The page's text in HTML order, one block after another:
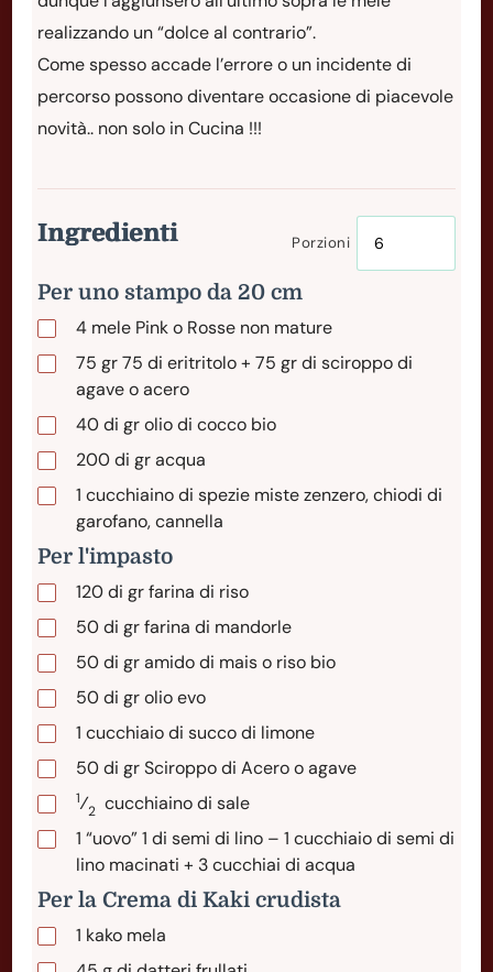
realizzando un “dolce al contrario”.
Come spesso accade l’errore o un incidente di
percorso possono diventare occasione di piacevole
novità.. non solo in Cucina !!!
Ingredienti Porzioni
Per uno stampo da 20 cm
4 mele Pink o Rosse non mature
75 gr75 di eritritolo + 75 gr di sciroppo di
agave o acero
40di gr olio di cocco bio
200di gr acqua
1 cucchiainodi spezie miste zenzero, chiodi di
garofano, cannella
Per l'impasto
120di gr farina di riso
50di gr farina di mandorle
50di gr amido di mais o riso bio
50di gr olio evo
1 cucchiaiodi succo di limone
50di gr Sciroppo di Acero o agave
1⁄2 cucchiainodi sale
1 “uovo”1 di semi di lino – 1 cucchiaio di semi di
lino macinati + 3 cucchiai di acqua
Per la Crema di Kaki crudista
1 kako mela